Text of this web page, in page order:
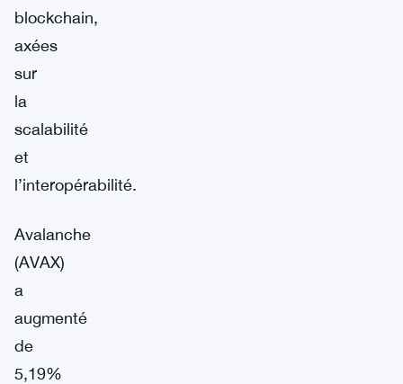
blockchain,
axées
sur
la
scalabilité
et
l’interopérabilité.
Avalanche
(AVAX)
a
augmenté
de
5,19%